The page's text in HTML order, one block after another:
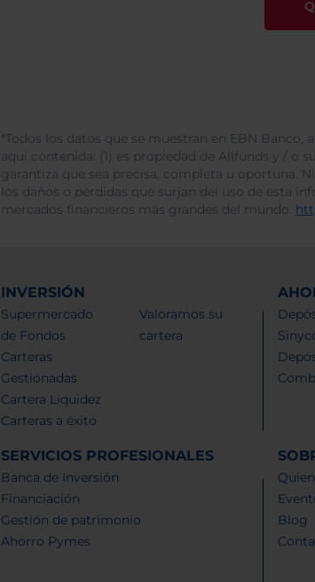
*Todos los datos que se muestran en EBN
aquí contenida: (1) es propiedad de Allfunds y / o
garantiza que sea precisa, completa u oportuna.
los daños o pérdidas que surjan del uso de esta
mercados financieros más grandes del mundo.
INVERSIÓN
Supermercado
de Fondos
Carteras
Gestionadas
Cartera Liquidez
Carteras a éxito
Valoramos su
cartera
SERVICIOS PROFESIONALES
Banca de Inversión
Financiación
Gestión de patrimonio
Ahorro Pymes
Blog